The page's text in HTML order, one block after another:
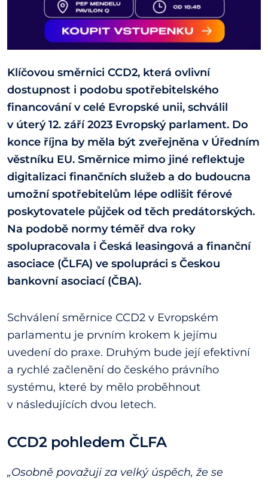
Klíčovou směrnici CCD2, která ovlivní
dostupnost i podobu spotřebitelského
financování v celé Evropské unii, schválil
v úterý 12. září 2023 Evropský parlament. Do
konce října by měla být zveřejněna v Úředním
věstníku EU. Směrnice mimo jiné reflektuje
digitalizaci finančních služeb a do budoucna
umožní spotřebitelům lépe odlišit férové
poskytovatele půjček od těch predátorských.
Na podobě normy téměř dva roky
spolupracovala i Česká leasingová a finanční
asociace (ČLFA) ve spolupráci s Českou
bankovní asociací (ČBA).
Schválení směrnice CCD2 v Evropském
parlamentu je prvním krokem k jejímu
uvedení do praxe. Druhým bude její efektivní
a rychlé začlenění do českého právního
systému, které by mělo proběhnout
v následujících dvou letech.
CCD2 pohledem ČLFA
„Osobně považuji za velký úspěch, že se